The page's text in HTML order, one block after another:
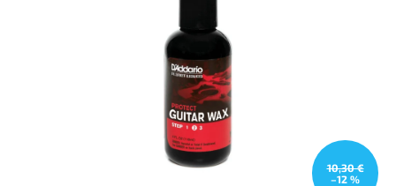
10,30 €
–12 %